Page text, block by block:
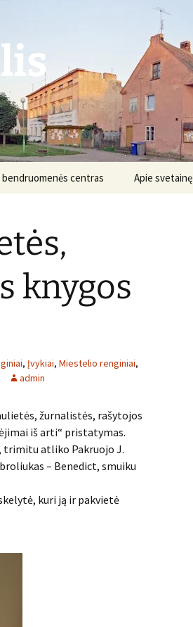
bendruomenės centras Apie svetainę
knygos
, Įvykiai, Miestelio renginiai,
admin
žurnalistės, rašytojos
iš arti“ pristatymas.
trimitu atliko Pakruojo J.
– Benedict, smuiku
kuri ją ir pakvietė